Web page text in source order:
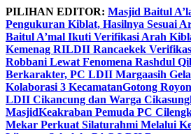
Skip
to
content
PILIHAN EDITOR: Masjid Baitul
Pengukuran Kiblat, Hasilnya Sesuai
Baitul A’mal Ikuti Verifikasi Arah
Kemenag RILDII Rancaekek
Robbani Lewat Fenomena Rashdul
Berkarakter, PC LDII Margaasih
Kolaborasi 3 KecamatanGotong
LDII Cikancung dan Warga
MasjidKeakraban Pemuda PC
Mekar Perkuat Silaturahmi Melalui